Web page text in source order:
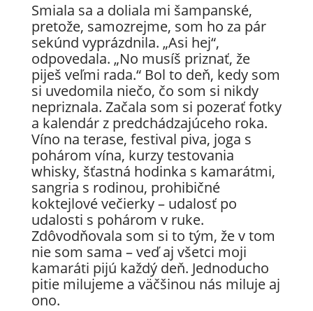
Smiala sa a doliala mi šampanské,
pretože, samozrejme, som ho za pár
sekúnd vyprázdnila. „Asi hej“,
odpovedala. „No musíš priznať, že
piješ veľmi rada.“ Bol to deň, kedy som
si uvedomila niečo, čo som si nikdy
nepriznala. Začala som si pozerať fotky
a kalendár z predchádzajúceho roka.
Víno na terase, festival piva, joga s
pohárom vína, kurzy testovania
whisky, šťastná hodinka s kamarátmi,
sangria s rodinou, prohibičné
koktejlové večierky – udalosť po
udalosti s pohárom v ruke.
Zdôvodňovala som si to tým, že v tom
nie som sama – veď aj všetci moji
kamaráti pijú každý deň. Jednoducho
pitie milujeme a väčšinou nás miluje aj
ono.